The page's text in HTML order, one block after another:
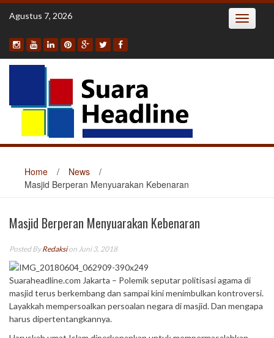
Skip
Agustus 7, 2026 Toggle
Home / News
/
Masjid Berperan Menyuarakan Kebenaran
Masjid Berperan Menyuarakan Kebenaran
Posted ByRedaksion Juni 3, 2018
Suaraheadline.com Jakarta – Polemik seputar politisasi agama di
masjid terus berkembang dan sampai kini menimbulkan kontroversi.
Layakkah mempersoalkan persoalan negara di masjid. Dan mengapa
harus dipertentangkannya.